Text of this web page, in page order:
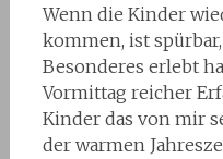
Wenn die Kinder
kommen, ist spürbar,
Besonderes erlebt
Vormittag reicher
Kinder das von mir
der warmen